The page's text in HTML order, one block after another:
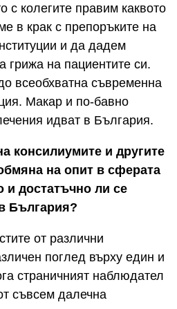
с колегите правим каквото
в крак с препоръките на
и да дадем
грижа на пациентите си.
всеобхватна съвременна
Макар и по-бавно
идват в България.
консилиумите и другите
на опит в сферата
и достатъчно ли се
България?
от различни
поглед върху един и
страничният наблюдател
съвсем далечна